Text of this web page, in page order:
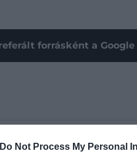
Do Not Process My Personal
forrásként a Google